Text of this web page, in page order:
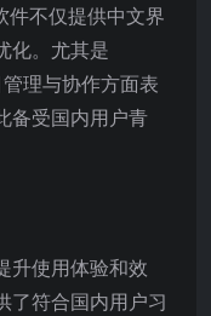
不仅提供中文界
化。尤其是
理与协作方面表
备受国内用户青
升使用体验和效
了符合国内用户习